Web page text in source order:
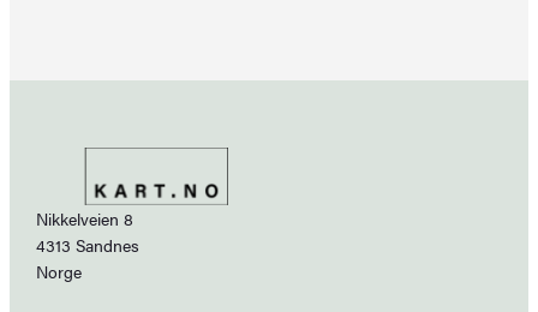
Nikkelveien 8
4313 Sandnes
Norge